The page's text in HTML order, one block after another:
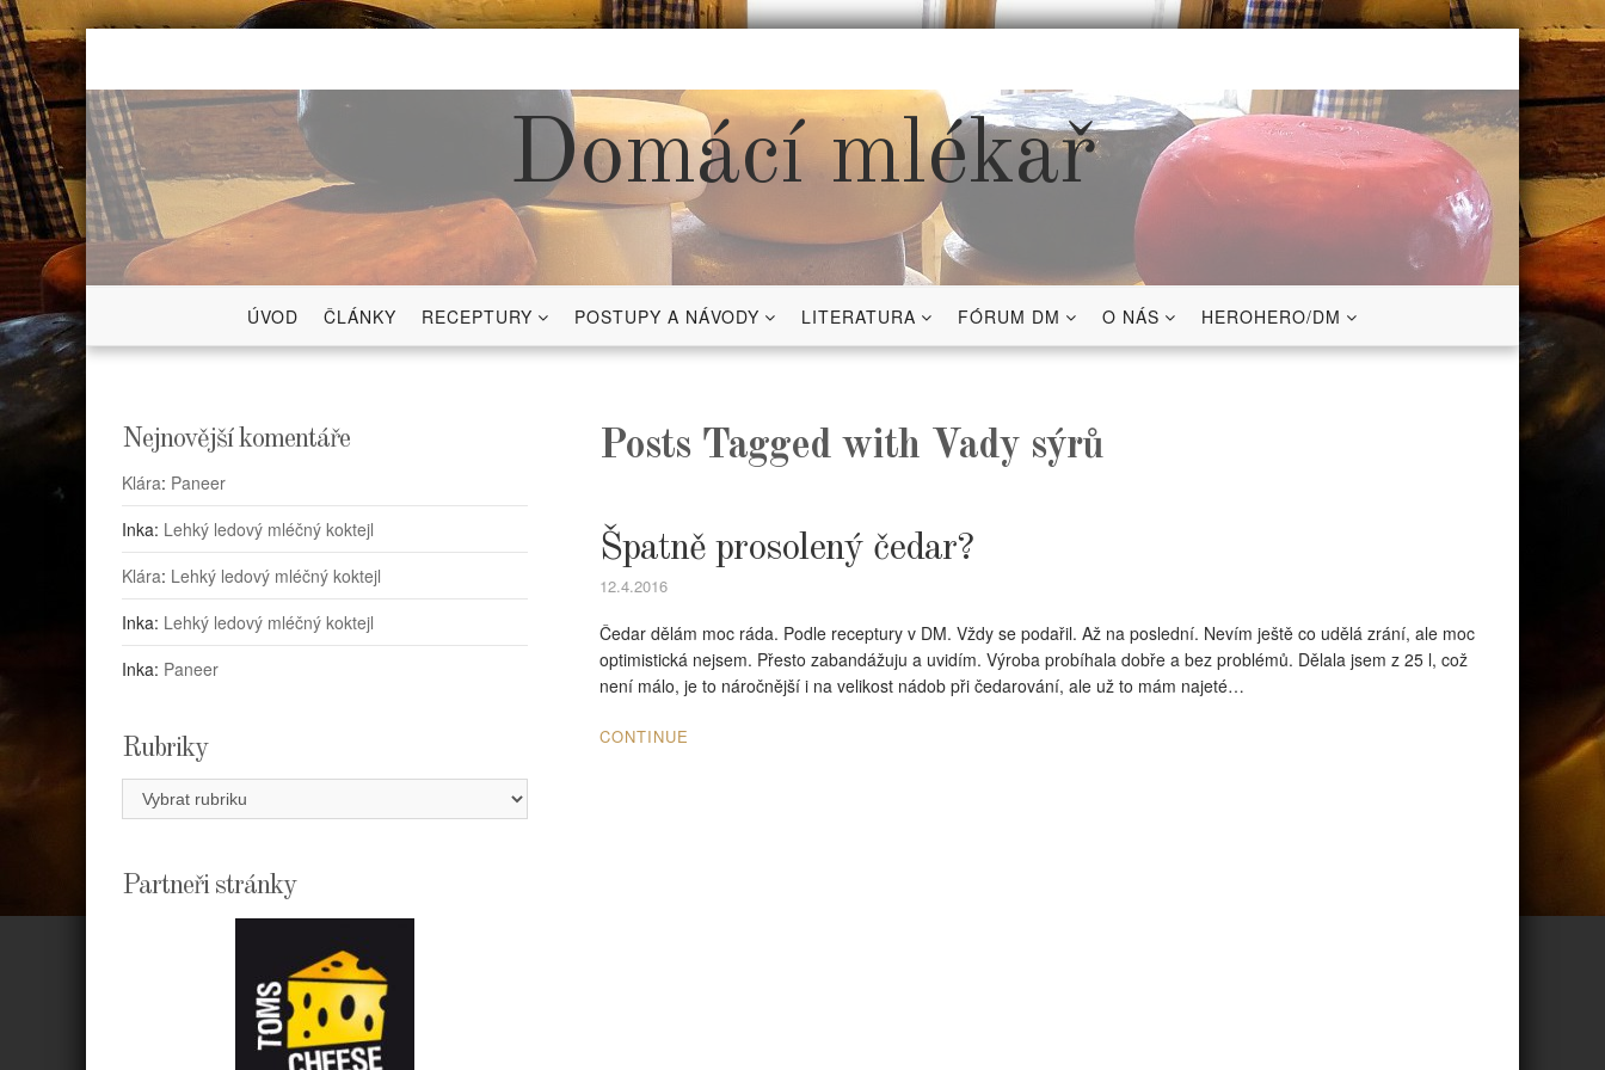
Skip
content
Domácí mlékař
ÚVOD ČLÁNKY RECEPTURY POSTUPY A NÁVODY LITERATURA FÓRUM DM O NÁS HEROHERO/DM
Posts Tagged with Vady sýrů
Špatně prosolený čedar?
12.4.2016
Čedar dělám moc ráda. Podle receptury v DM. Vždy se podařil. Až na poslední. Nevím ještě co udělá zrání, ale moc
optimistická nejsem. Přesto zabandážuju a uvidím. Výroba probíhala dobře a bez problémů. Dělala jsem z 25 l, což
není málo, je to náročnější i na velikost nádob při čedarování, ale už to mám najeté…
CONTINUE
Nejnovější komentáře
Klára: Paneer
Inka: Lehký ledový mléčný koktejl
Klára: Lehký ledový mléčný koktejl
Inka: Lehký ledový mléčný koktejl
Inka: Paneer
Rubriky
Rubriky
Partneři stránky